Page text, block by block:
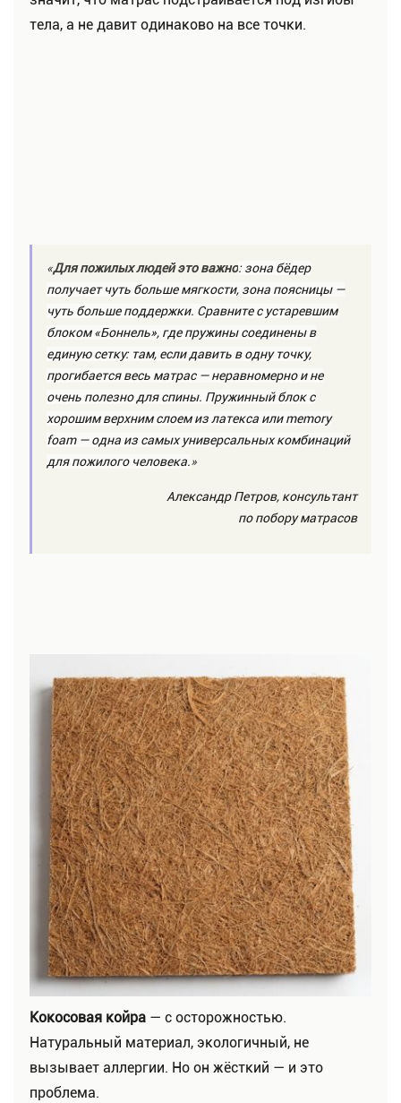
тела, а не давит одинаково на все точки.
«Для пожилых людей это важно: зона бёдер
получает чуть больше мягкости, зона поясницы —
чуть больше поддержки. Сравните с устаревшим
блоком «Боннель», где пружины соединены в
единую сетку: там, если давить в одну точку,
прогибается весь матрас — неравномерно и не
очень полезно для спины. Пружинный блок с
хорошим верхним слоем из латекса или memory
foam — одна из самых универсальных комбинаций
для пожилого человека.»
Александр Петров, консультант
по побору матрасов
Кокосовая койра — с осторожностью.
Натуральный материал, экологичный, не
вызывает аллергии. Но он жёсткий — и это
проблема.